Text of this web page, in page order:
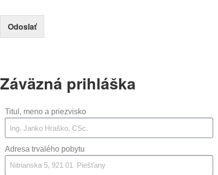
Odoslať
Záväzná prihláška
Titul, meno a priezvisko
Adresa trvalého pobytu